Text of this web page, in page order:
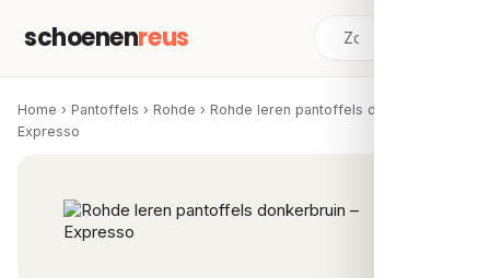
schoenenreus
Home › Pantoffels › Rohde › Rohde leren pantoffels donkerbruin –
Expresso